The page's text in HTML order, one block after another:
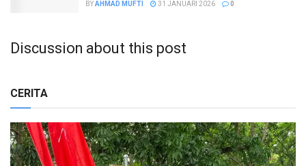
BYAHMAD MUFTI 31 JANUARI 2026 0
Discussion about this post
CERITA